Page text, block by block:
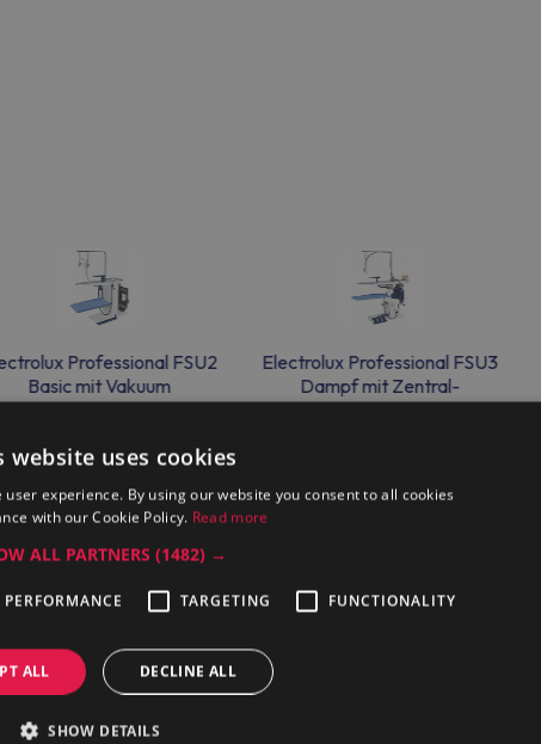
Professional FSU2
Basic mit Vakuum
Electrolux Professional FSU3
Dampf mit Zentral-
Vakuumanschluss
an
website uses cookies
experience. By using our website you consent to all cookies
with our Cookie Policy. Read more
ALL PARTNERS (1482) →
PERFORMANCE TARGETING FUNCTIONALITY
ALL DECLINE ALL
SHOW DETAILS